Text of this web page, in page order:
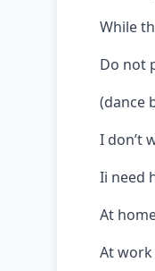
While
Do not
(dance
I don’t
Ii need
At
At work